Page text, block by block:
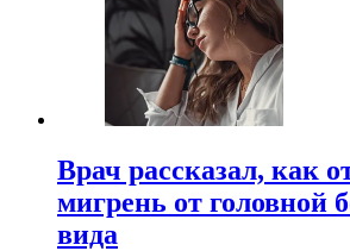
Врач рассказал, как
мигрень от головной
вида